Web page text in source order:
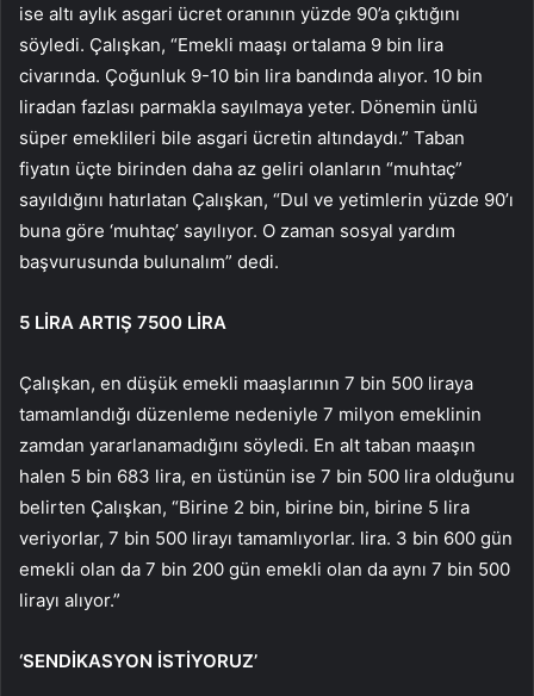
ise altı aylık asgari ücret oranının yüzde 90’a çıktığını
söyledi. Çalışkan, “Emekli maaşı ortalama 9 bin lira
civarında. Çoğunluk 9-10 bin lira bandında alıyor. 10 bin
liradan fazlası parmakla sayılmaya yeter. Dönemin ünlü
süper emeklileri bile asgari ücretin altındaydı.” Taban
fiyatın üçte birinden daha az geliri olanların “muhtaç”
sayıldığını hatırlatan Çalışkan, “Dul ve yetimlerin yüzde 90’ı
buna göre ‘muhtaç’ sayılıyor. O zaman sosyal yardım
başvurusunda bulunalım” dedi.
5 LİRA ARTIŞ 7500 LİRA
Çalışkan, en düşük emekli maaşlarının 7 bin 500 liraya
tamamlandığı düzenleme nedeniyle 7 milyon emeklinin
zamdan yararlanamadığını söyledi. En alt taban maaşın
halen 5 bin 683 lira, en üstünün ise 7 bin 500 lira olduğunu
belirten Çalışkan, “Birine 2 bin, birine bin, birine 5 lira
veriyorlar, 7 bin 500 lirayı tamamlıyorlar. lira. 3 bin 600 gün
emekli olan da 7 bin 200 gün emekli olan da aynı 7 bin 500
lirayı alıyor.”
‘SENDİKASYON İSTİYORUZ’